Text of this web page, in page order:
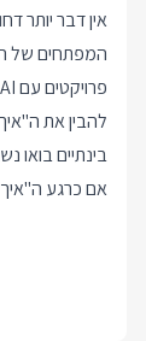
אין דבר יותר
המפתחים של
להבין את
בינתיים
אם כרגע